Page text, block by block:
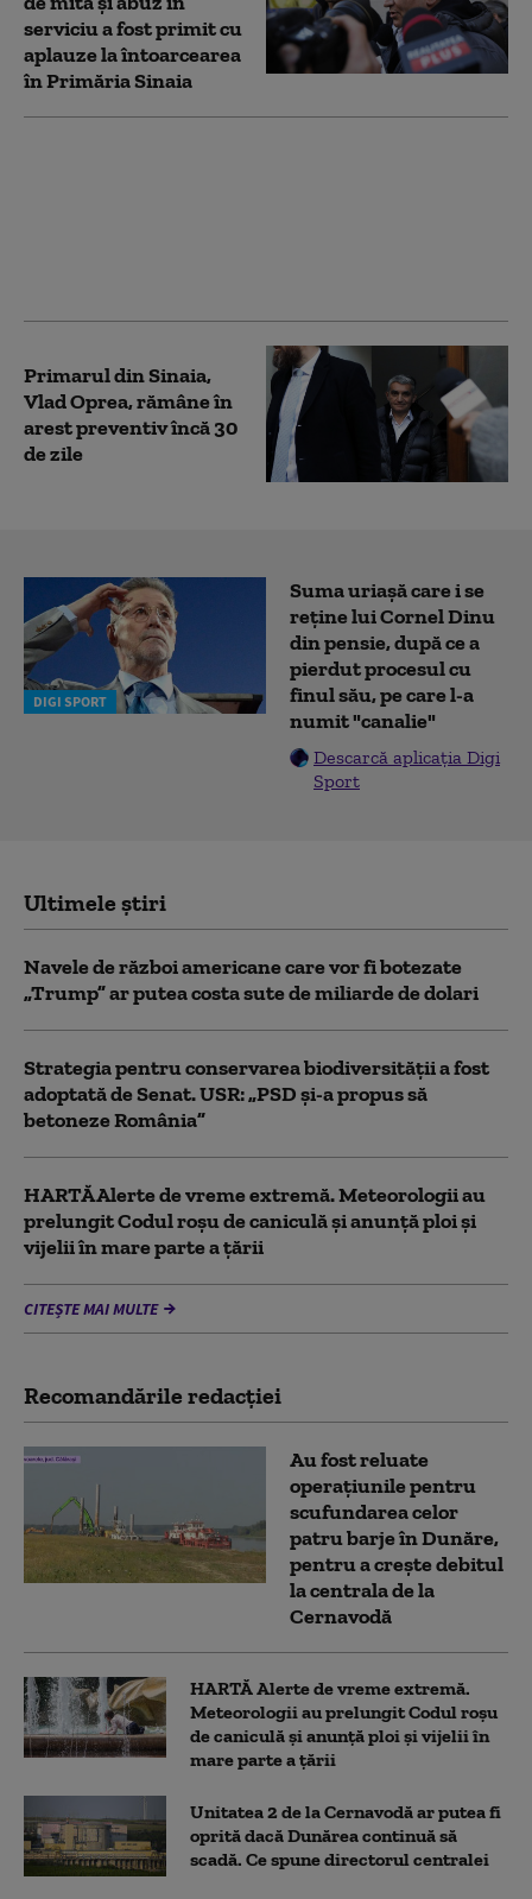
serviciu a fost primit cu
aplauze la întoarcearea
în Primăria Sinaia
Primarul din Sinaia,
Vlad Oprea, rămâne în
arest preventiv încă 30
de zile
DIGI SPORT
Suma uriașă care i se
reține lui Cornel Dinu
din pensie, după ce a
pierdut procesul cu
finul său, pe care l-a
numit "canalie"
Descarcă aplicația Digi
Sport
Ultimele știri
Navele de război americane care vor fi botezate
„Trump” ar putea costa sute de miliarde de dolari
Strategia pentru conservarea biodiversității a fost
adoptată de Senat. USR: „PSD și-a propus să
betoneze România”
HARTĂ Alerte de vreme extremă. Meteorologii au
prelungit Codul roșu de caniculă și anunță ploi și
vijelii în mare parte a țării
CITEȘTE MAI MULTE
Recomandările redacţiei
Au fost reluate
operațiunile pentru
scufundarea celor
patru barje în Dunăre,
pentru a crește debitul
la centrala de la
Cernavodă
HARTĂ Alerte de vreme extremă.
Meteorologii au prelungit Codul roșu
de caniculă și anunță ploi și vijelii în
mare parte a țării
Unitatea 2 de la Cernavodă ar putea fi
oprită dacă Dunărea continuă să
scadă. Ce spune directorul centralei